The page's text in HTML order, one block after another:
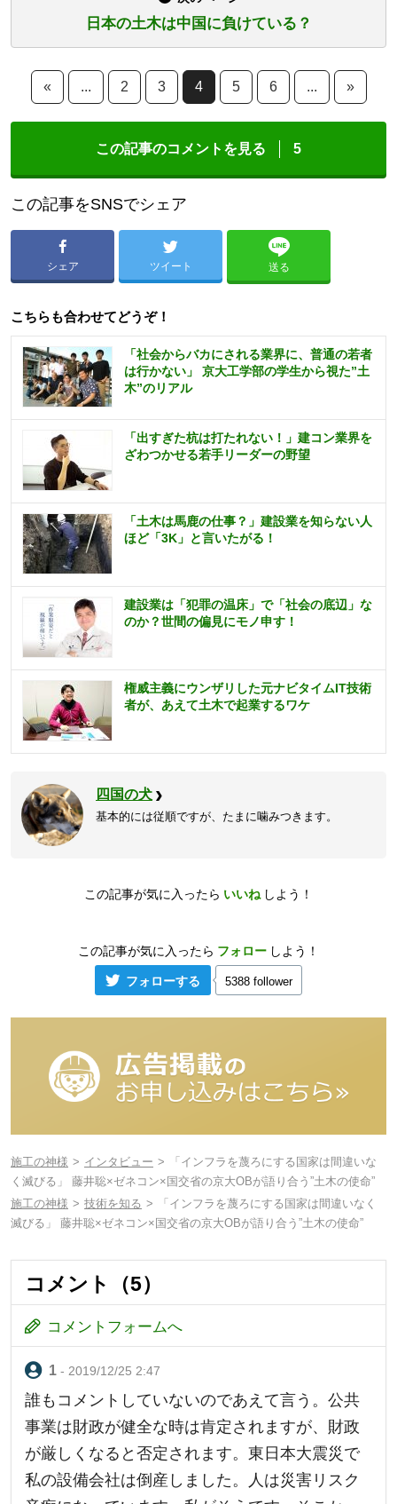
日本の土木は中国に負けている？
« ... 2 3 4 5 6 ... »
この記事のコメントを見る 5
この記事をSNSでシェア
シェア ツイート 送る
こちらも合わせてどうぞ！
「社会からバカにされる業界に、普通の若者
は行かない」 京大工学部の学生から視た”土
木”のリアル
「出すぎた杭は打たれない！」建コン業界を
ざわつかせる若手リーダーの野望
「土木は馬鹿の仕事？」建設業を知らない人
ほど「3K」と言いたがる！
建設業は「犯罪の温床」で「社会の底辺」な
のか？世間の偏見にモノ申す！
権威主義にウンザリした元ナビタイムIT技術
者が、あえて土木で起業するワケ
四国の犬
基本的には従順ですが、たまに噛みつきます。
この記事が気に入ったら いいね しよう！
この記事が気に入ったら フォロー しよう！
フォローする 5388 follower
施工の神様 インタビュー
「インフラを蔑ろにする国家は間違いな
く滅びる」 藤井聡×ゼネコン×国交省の京大OBが語り合う”土木の使命”
施工の神様
技術を知る
「インフラを蔑ろにする国家は間違いなく
滅びる」 藤井聡×ゼネコン×国交省の京大OBが語り合う”土木の使命”
コメント（5）
コメントフォームへ
- 2019/12/25 2:47
誰もコメントしていないのであえて言う。公共
事業は財政が健全な時は肯定されますが、財政
が厳しくなると否定されます。東日本大震災で
私の設備会社は倒産しました。人は災害リスク